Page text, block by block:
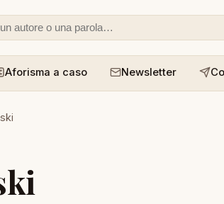
un autore o un aforisma
Aforisma a caso Newsletter